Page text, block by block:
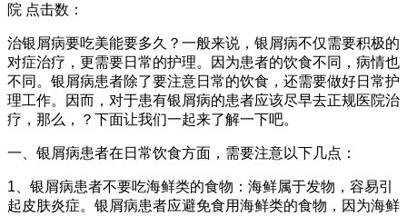
院 点击数：
治银屑病要吃美能要多久？一般来说，银屑病不仅需要积极的
对症治疗，更需要日常的护理。因为患者的饮食不同，病情也
不同。银屑病患者除了要注意日常的饮食，还需要做好日常护
理工作。因而，对于患有银屑病的患者应该尽早去正规医院治
疗，那么，？下面让我们一起来了解一下吧。
一、银屑病患者在日常饮食方面，需要注意以下几点：
1、银屑病患者不要吃海鲜类的食物：海鲜属于发物，容易引
起皮肤炎症。银屑病患者应避免食用海鲜类的食物，因为海鲜